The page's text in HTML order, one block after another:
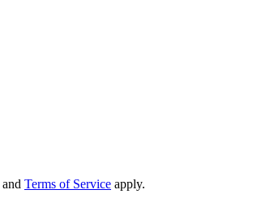
and Terms of Service apply.